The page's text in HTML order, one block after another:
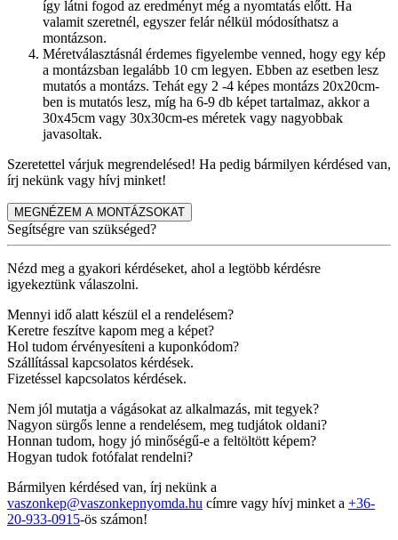
így látni fogod az eredményt még a nyomtatás előtt. Ha
valamit szeretnél, egyszer felár nélkül módosíthatsz a
montázson.
Méretválasztásnál érdemes figyelembe venned, hogy egy kép
a montázsban legalább 10 cm legyen. Ebben az esetben lesz
mutatós a montázs. Tehát egy 2 -4 képes montázs 20x20cm-
ben is mutatós lesz, míg ha 6-9 db képet tartalmaz, akkor a
30x45cm vagy 30x30cm-es méretek vagy nagyobbak
javasoltak.
Szeretettel várjuk megrendelésed! Ha pedig bármilyen kérdésed van,
írj nekünk vagy hívj minket!
MEGNÉZEM A MONTÁZSOKAT
Segítségre van szükséged?
Nézd meg a gyakori kérdéseket, ahol a legtöbb kérdésre
igyekeztünk válaszolni.
Mennyi idő alatt készül el a rendelésem?
Keretre feszítve kapom meg a képet?
Hol tudom érvényesíteni a kuponkódom?
Szállítással kapcsolatos kérdések.
Fizetéssel kapcsolatos kérdések.
Nem jól mutatja a vágásokat az alkalmazás, mit tegyek?
Nagyon sürgős lenne a rendelésem, meg tudjátok oldani?
Honnan tudom, hogy jó minőségű-e a feltöltött képem?
Hogyan tudok fotófalat rendelni?
Bármilyen kérdésed van, írj nekünk a
vaszonkep@vaszonkepnyomda.hu címre vagy hívj minket a +36-
20-933-0915-ös számon!